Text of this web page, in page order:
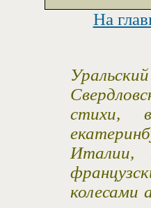
На
стихи,
Италии,
колесами